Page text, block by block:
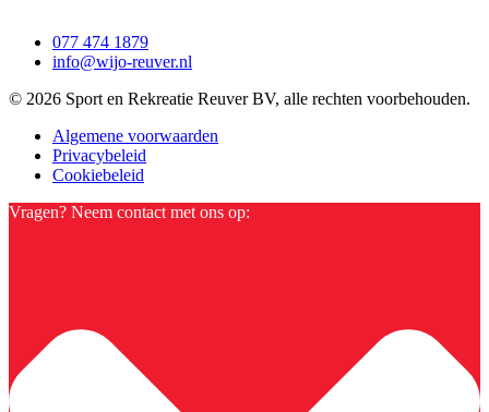
077 474 1879
info@wijo-reuver.nl
© 2026 Sport en Rekreatie Reuver BV, alle rechten voorbehouden.
Algemene voorwaarden
Privacybeleid
Cookiebeleid
Vragen? Neem contact met ons op: